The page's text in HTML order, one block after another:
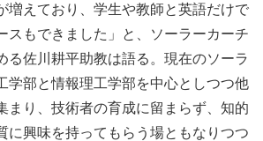
増えており、学生や教師と英語だけで
スもできました」と、ソーラーカーチ
る佐川耕平助教は語る。現在のソーラ
学部と情報理工学部を中心としつつ他
まり、技術者の育成に留まらず、知的
に興味を持ってもらう場ともなりつつ